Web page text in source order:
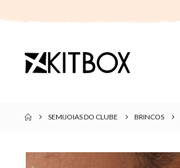
SEMIJOIAS DO CLUBE BRINCOS